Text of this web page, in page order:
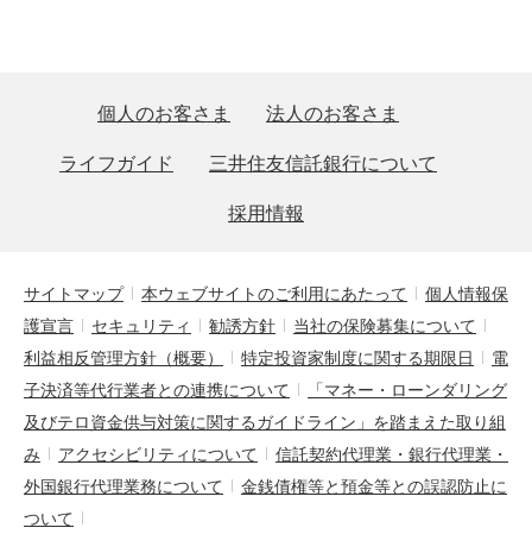
個人のお客さま
法人のお客さま
ライフガイド
三井住友信託銀行について
採用情報
サイトマップ 本ウェブサイトのご利用にあたって
個人情報保
護宣言
セキュリティ 勧誘方針
当社の保険募集について
利益相反管理方針（概要）
特定投資家制度に関する期限日
電
子決済等代行業者との連携について
「マネー・ローンダリング
及びテロ資金供与対策に関するガイドライン」を踏まえた取り組
み
アクセシビリティについて
信託契約代理業・銀行代理業・
外国銀行代理業務について
金銭債権等と預金等との誤認防止に
ついて